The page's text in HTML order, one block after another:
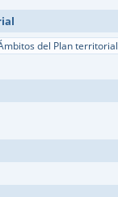
del Plan territorial